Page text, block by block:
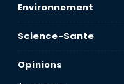
Environnement
Science-Sante
Opinions